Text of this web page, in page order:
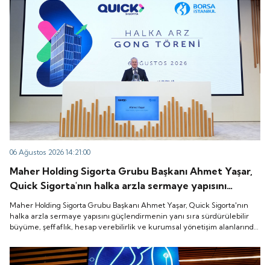
06 Ağustos 2026 14:21:00
Maher Holding Sigorta Grubu Başkanı Ahmet Yaşar,
Quick Sigorta'nın halka arzla sermaye yapısını
güçlendirmenin yanı sıra sürdürülebilir büyüme,
şeffaflık, hesap verebilirlik ve kurumsal yönetişim
alanlarında yeni bir döneme girdiğini belirtti.
Maher Holding Sigorta Grubu Başkanı Ahmet Yaşar, Quick Sigorta'nın
halka arzla sermaye yapısını güçlendirmenin yanı sıra sürdürülebilir
büyüme, şeffaflık, hesap verebilirlik ve kurumsal yönetişim alanlarında